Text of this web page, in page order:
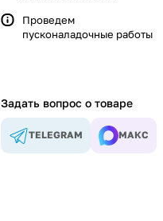
Проведем
пусконаладочные работы
Задать вопрос о товаре
TELEGRAM МАКС